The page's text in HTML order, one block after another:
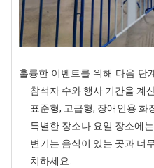
훌륭한 이벤트를 위해 다음 단
참석자 수와 행사 기간을 계
표준형, 고급형, 장애인용 화
특별한 장소나 요일 장소에
변기는 음식이 있는 곳과 너
치하세요.